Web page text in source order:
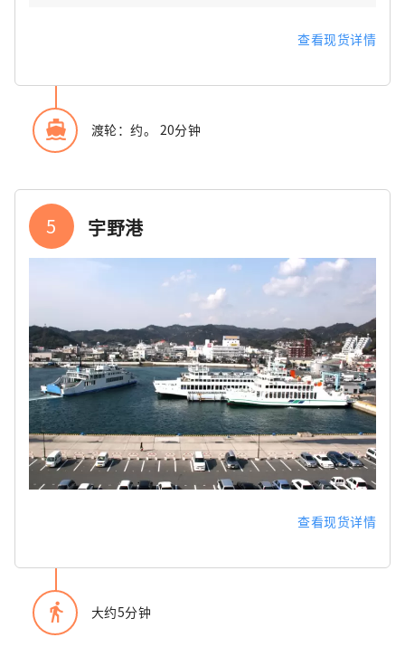
查看现货详情
directions_boat 渡轮：约。 20分钟
5 宇野港
查看现货详情
directions_walk 大约5分钟